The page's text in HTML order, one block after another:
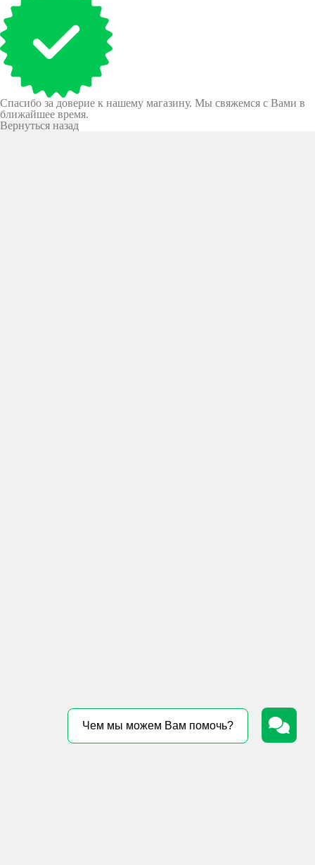
Спасибо за доверие к нашему магазину. Мы свяжемся с Вами в
ближайшее время.
Вернуться назад
Чем мы можем Вам помочь?